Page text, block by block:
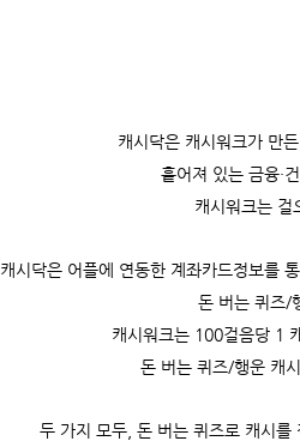
캐시닥은 캐시워크가 만
흩어져 있는 금융·
캐시워크는 걸
캐시닥은 어플에 연동한 계좌카드정보를
돈 버는 퀴즈/
캐시워크는 100걸음당 1
돈 버는 퀴즈/행운 캐
두 가지 모두, 돈 버는 퀴즈로 캐시를